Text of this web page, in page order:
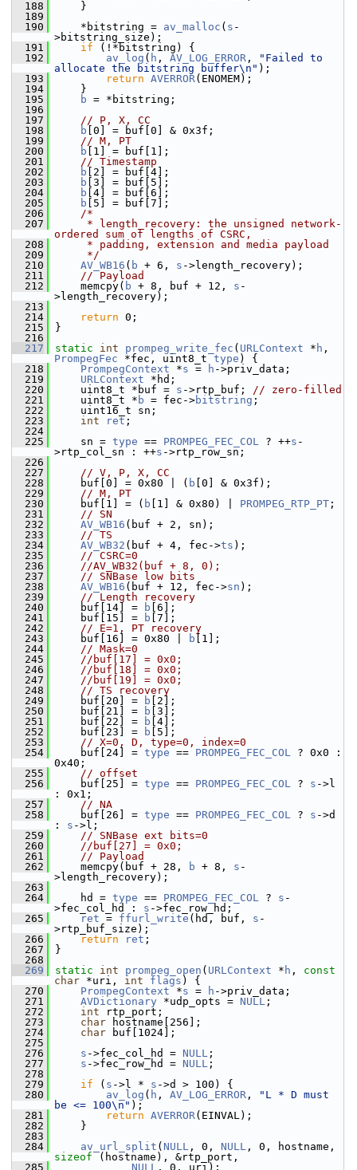
  188
}
  189
  190
*bitstring = av_malloc ( s -
>bitstring_size);
  191
if (!*bitstring) {
  192
av_log ( h , AV_LOG_ERROR ,
"Failed to
allocate the bitstring buffer\n" );
  193
return AVERROR(ENOMEM);
  194
}
  195
b = *bitstring;
  196
  197
// P, X, CC
  198
b [0] = buf[0] & 0x3f;
  199
// M, PT
  200
b [1] = buf[1];
  201
// Timestamp
  202
b [2] = buf[4];
  203
b [3] = buf[5];
  204
b [4] = buf[6];
  205
b [5] = buf[7];
  206
/*
  207
     * length_recovery: the unsigned network-
ordered sum of lengths of CSRC,
  208
     * padding, extension and media payload
  209
     */
  210
AV_WB16 ( b + 6, s ->length_recovery);
  211
// Payload
  212
memcpy( b + 8, buf + 12, s -
>length_recovery);
  213
  214
return 0;
  215
}
  216
  217
static int prompeg_write_fec ( URLContext * h
PrompegFec *fec, uint8_t type ) {
  218
PrompegContext *s = h ->priv_data;
  219
URLContext *hd;
  220
uint8_t *buf = s ->rtp_buf; // zero-filled
  221
uint8_t * b = fec->bitstring ;
  222
uint16_t sn;
  223
int ret ;
  224
  225
sn = type == PROMPEG_FEC_COL ? ++s -
>rtp_col_sn : ++s ->rtp_row_sn;
  226
  227
// V, P, X, CC
  228
buf[0] = 0x80 | ( b [0] & 0x3f);
  229
// M, PT
  230
buf[1] = ( b [1] & 0x80) | PROMPEG_RTP_PT ;
  231
// SN
  232
AV_WB16 (buf + 2, sn);
  233
// TS
  234
AV_WB32 (buf + 4, fec->ts );
  235
// CSRC=0
  236
//AV_WB32(buf + 8, 0);
  237
// SNBase low bits
  238
AV_WB16 (buf + 12, fec->sn );
  239
// Length recovery
  240
buf[14] = b [6];
  241
buf[15] = b [7];
  242
// E=1, PT recovery
  243
buf[16] = 0x80 | b [1];
  244
// Mask=0
  245
//buf[17] = 0x0;
  246
//buf[18] = 0x0;
  247
//buf[19] = 0x0;
  248
// TS recovery
  249
buf[20] = b [2];
  250
buf[21] = b [3];
  251
buf[22] = b [4];
  252
buf[23] = b [5];
  253
// X=0, D, type=0, index=0
  254
buf[24] = type == PROMPEG_FEC_COL ? 0x0 :
0x40;
  255
// offset
  256
buf[25] = type == PROMPEG_FEC_COL ? s ->l
: 0x1;
  257
// NA
  258
buf[26] = type == PROMPEG_FEC_COL ? s ->d
: s ->l;
  259
// SNBase ext bits=0
  260
//buf[27] = 0x0;
  261
// Payload
  262
memcpy(buf + 28, b + 8, s -
>length_recovery);
  263
  264
hd = type == PROMPEG_FEC_COL ? s -
>fec_col_hd : s ->fec_row_hd;
  265
ret = ffurl_write (hd, buf, s -
>rtp_buf_size);
  266
return ret ;
  267
}
  268
  269
static int prompeg_open ( URLContext * h , const
char *uri, int flags ) {
  270
PrompegContext *s = h ->priv_data;
  271
AVDictionary *udp_opts = NULL ;
  272
int rtp_port;
  273
char hostname[256];
  274
char buf[1024];
  275
  276
s ->fec_col_hd = NULL ;
  277
s ->fec_row_hd = NULL ;
  278
  279
if ( s ->l * s ->d > 100) {
  280
av_log ( h , AV_LOG_ERROR ,
"L * D must
be <= 100\n" );
  281
return AVERROR(EINVAL);
  282
}
  283
  284
av_url_split ( NULL , 0, NULL
sizeof (hostname), &rtp_port,
  285
NULL , 0, uri);